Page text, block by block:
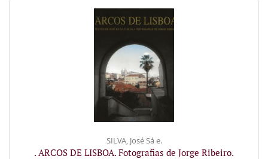
SILVA, José Sá e.
. ARCOS DE LISBOA. Fotografias de Jorge Ribeiro.